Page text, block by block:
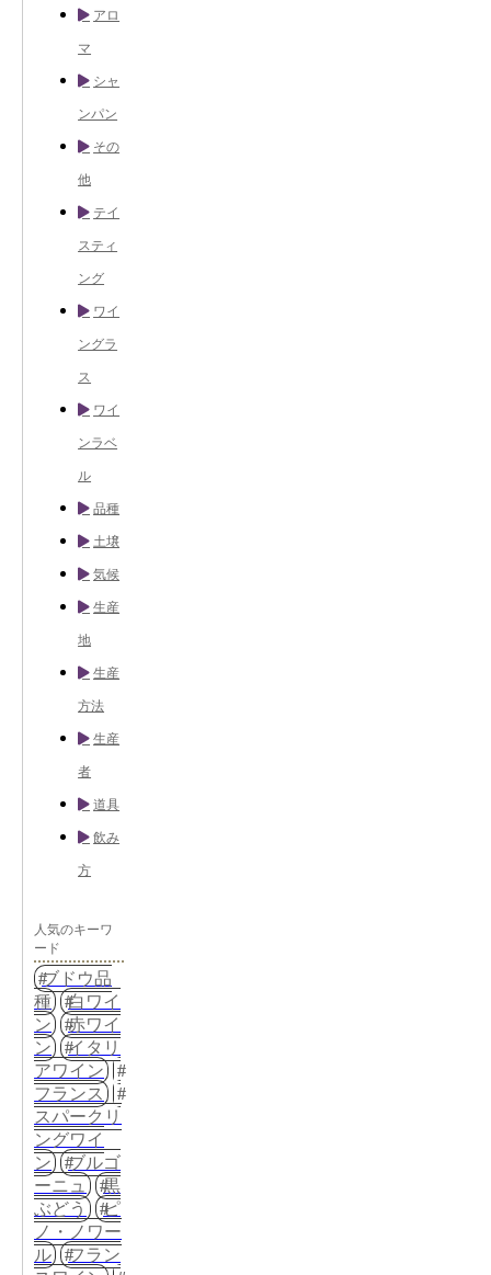
アロ
マ
シャ
ンパン
その
他
テイ
スティ
ング
ワイ
ングラ
ス
ワイ
ンラベ
ル
品種
土壌
気候
生産
地
生産
方法
生産
者
道具
飲み
方
人気のキーワ
ード
ブドウ品
種
白ワイ
ン
赤ワイ
ン
イタリ
アワイン
フランス
スパークリ
ングワイ
ン
ブルゴ
ーニュ
黒
ぶどう
ピ
ノ・ノワー
ル
フラン